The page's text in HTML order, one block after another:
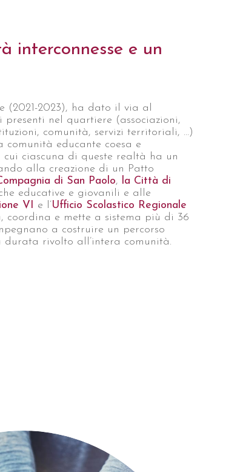
interconnesse e un
(2021-2023), ha dato il via al
nel quartiere (associazioni,
comunità, servizi territoriali, …)
comunità educante coesa e
cui ciascuna di queste realtà ha un
alla creazione di un Patto
di San Paolo, la Città di
educative e giovanili e alle
VI e l’Ufficio Scolastico Regionale
coordina e mette a sistema più di 36
a costruire un percorso
rivolto all’intera comunità.